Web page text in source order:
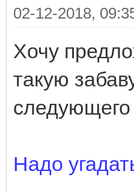
02-12-2018,
Хочу
такую
следующего
Надо